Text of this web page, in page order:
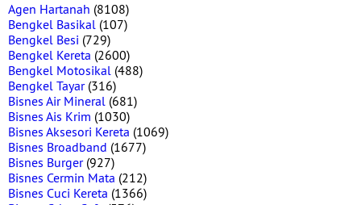
Agen Hartanah (8108)
Bengkel Basikal (107)
Bengkel Besi (729)
Bengkel Kereta (2600)
Bengkel Motosikal (488)
Bengkel Tayar(316)
Bisnes Air Mineral (681)
Bisnes Ais Krim (1030)
Bisnes Aksesori Kereta (1069)
Bisnes Broadband (1677)
Bisnes Burger(927)
Bisnes Cermin Mata (212)
Bisnes Cuci Kereta (1366)